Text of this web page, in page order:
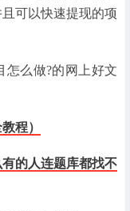
可以快速提现的项
怎么做?的网上好文
程）
的人连题库都找不